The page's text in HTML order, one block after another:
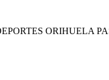
ORIHUELA